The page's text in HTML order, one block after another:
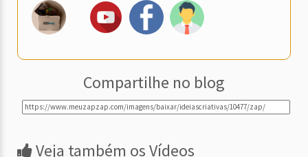
Compartilhe no blog
Veja também os Vídeos